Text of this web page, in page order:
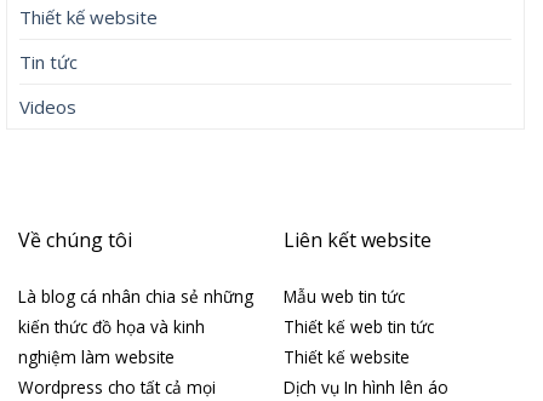
Thiết kế website
Tin tức
Videos
Về chúng tôi
Là blog cá nhân chia sẻ những
kiến thức đồ họa và kinh
nghiệm làm website
Wordpress cho tất cả mọi
Liên kết website
Mẫu web tin tức
Thiết kế web tin tức
Thiết kế website
Dịch vụ In hình lên áo